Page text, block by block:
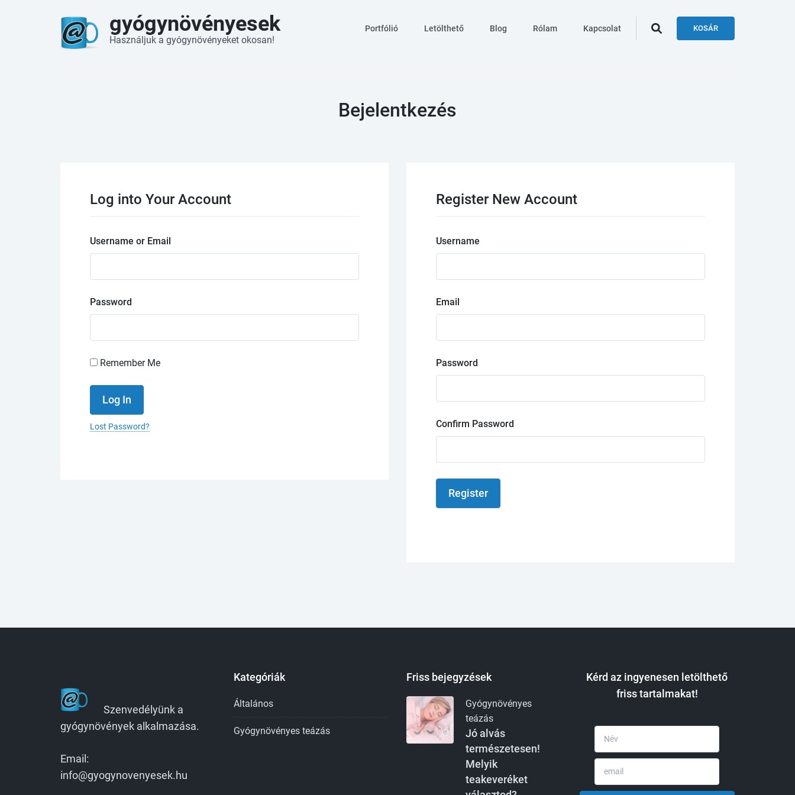
gyógynövényesek
Használjuk a gyógynövényeket okosan!
KOSÁR
Portfólió Letölthető Blog Rólam Kapcsolat
Bejelentkezés
Log into Your Account
Username or Email
Password
Remember Me
Lost Password?
Register New Account
Username
Email
Password
Confirm Password
Szenvedélyünk a
gyógynövények alkalmazása.
Email:
info@gyogynovenyesek.hu
Kategóriák
Általános
Gyógynövényes teázás
Friss bejegyzések
Gyógynövényes
teázás
Jó alvás
természetesen!
Melyik
teakeveréket
Kérd az ingyenesen letölthető
friss tartalmakat!